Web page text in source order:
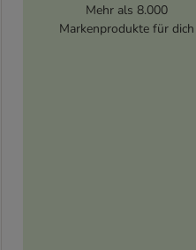
Mehr als 8.000
Markenprodukte für dich